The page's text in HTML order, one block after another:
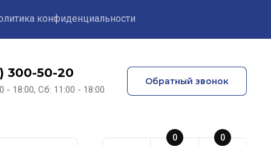
конфиденциальности
300-50-20
- 18:00, Сб: 11:00 - 18:00
Обратный звонок
0 0